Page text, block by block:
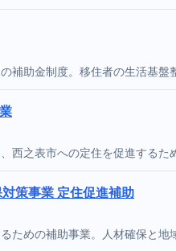
補助金制度。移住者の生活基盤
西之表市への定住を促進するた
策事業 定住促進補助
ための補助事業。人材確保と地